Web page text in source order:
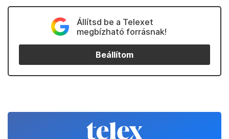
Állítsd be a Telexet
megbízható forrásnak!
Beállítom